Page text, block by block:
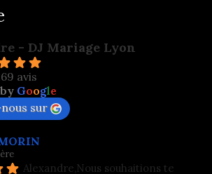
- DJ Mariage Lyon
avis
Google
sur
Alexandre,Nous souhaitions te